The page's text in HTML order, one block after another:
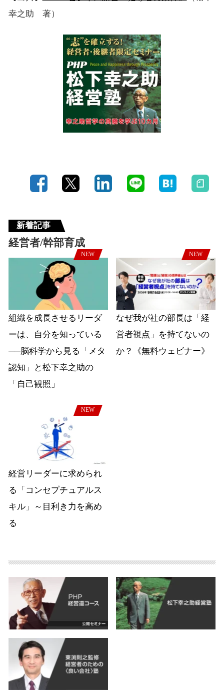
幸之助 著）
新着記事
経営者/幹部育成
NEW
組織を成長させるリーダ
ーは、自分を知っている
──脳科学から見る「メタ
認知」と松下幸之助の
「自己観照」
NEW
なぜ我が社の部長は「経
営者視点」を持てないの
か？《無料ウェビナー》
NEW
経営リーダーに求められ
る「コンセプチュアルス
キル」～目利き力を高め
る